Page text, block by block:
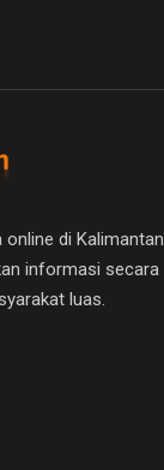
di Kalimantan
informasi secara
luas.